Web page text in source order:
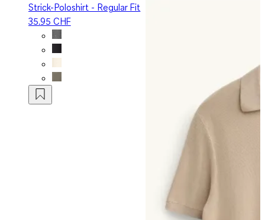
Strick-Poloshirt - Regular Fit
35.95 CHF